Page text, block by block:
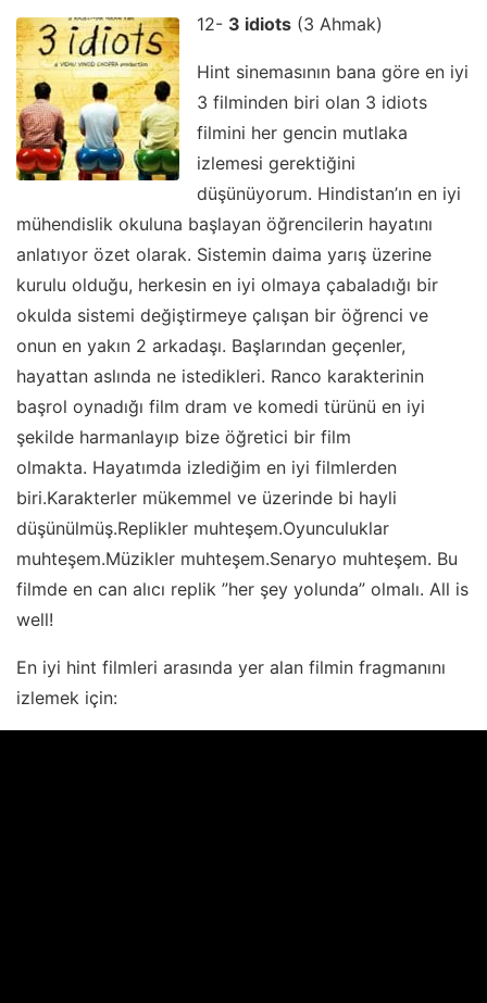
12- 3 idiots (3 Ahmak)
Hint sinemasının bana göre en iyi
3 filminden biri olan 3 idiots
filmini her gencin mutlaka
izlemesi gerektiğini
düşünüyorum. Hindistan’ın en iyi
mühendislik okuluna başlayan öğrencilerin hayatını
anlatıyor özet olarak. Sistemin daima yarış üzerine
kurulu olduğu, herkesin en iyi olmaya çabaladığı bir
okulda sistemi değiştirmeye çalışan bir öğrenci ve
onun en yakın 2 arkadaşı. Başlarından geçenler,
hayattan aslında ne istedikleri. Ranco karakterinin
başrol oynadığı film dram ve komedi türünü en iyi
şekilde harmanlayıp bize öğretici bir film
olmakta. Hayatımda izlediğim en iyi filmlerden
biri.Karakterler mükemmel ve üzerinde bi hayli
düşünülmüş.Replikler muhteşem.Oyunculuklar
muhteşem.Müzikler muhteşem.Senaryo muhteşem. Bu
filmde en can alıcı replik ”her şey yolunda” olmalı. All is
well!
En iyi hint filmleri arasında yer alan filmin fragmanını
izlemek için: